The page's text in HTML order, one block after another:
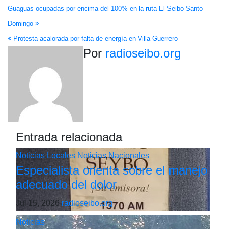
Navegación
de
entradas
Guaguas ocupadas por encima del 100% en la ruta El Seibo-Santo
Domingo
Protesta acalorada por falta de energía en Villa Guerrero
Por radioseibo.org
Entrada relacionada
Noticias Locales Noticias Nacionales
Especialista orienta sobre el manejo
adecuado del dolor
Jul 15, 2026radioseibo.org
Noticias